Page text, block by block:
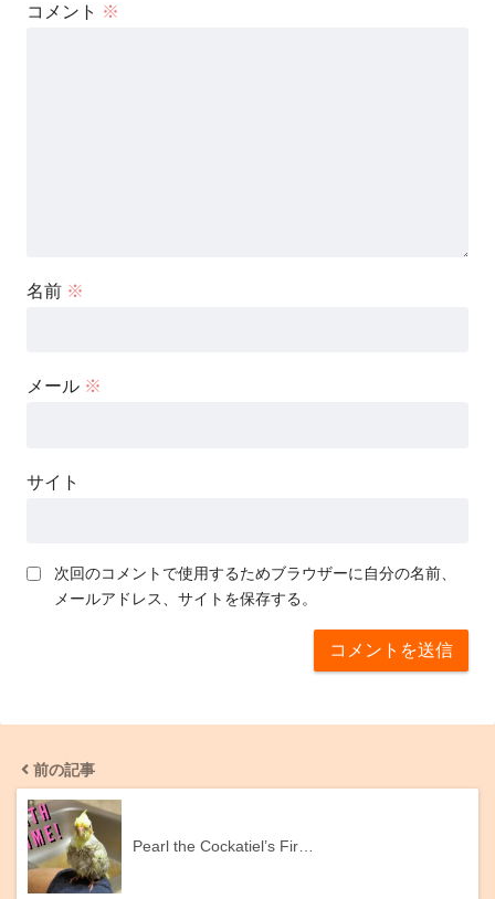
コメント ※
名前 ※
メール ※
サイト
次回のコメントで使用するためブラウザーに自分の名前、
メールアドレス、サイトを保存する。
前の記事
Pearl the Cockatiel’s Fir…